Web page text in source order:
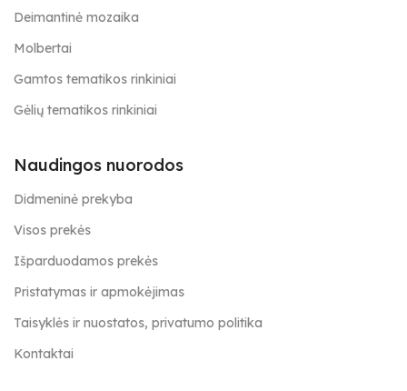
Deimantinė mozaika
Molbertai
Gamtos tematikos rinkiniai
Gėlių tematikos rinkiniai
Naudingos nuorodos
Didmeninė prekyba
Visos prekės
Išparduodamos prekės
Pristatymas ir apmokėjimas
Taisyklės ir nuostatos, privatumo politika
Kontaktai